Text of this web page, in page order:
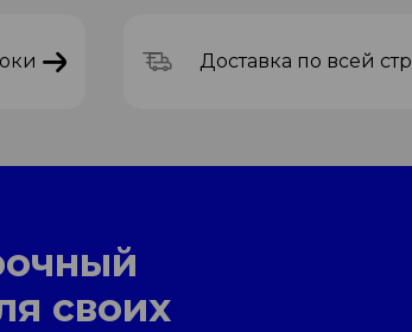
Доставка по всей
своих